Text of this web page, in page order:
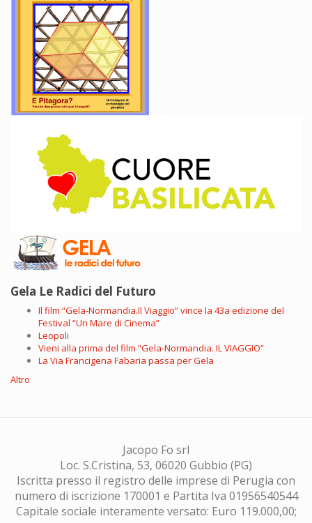
Gela Le Radici del Futuro
Il film “Gela-Normandia.Il Viaggio” vince la 43a edizione del
Festival “Un Mare di Cinema”
Leopoli
Vieni alla prima del film “Gela-Normandia. IL VIAGGIO”
La Via Francigena Fabaria passa per Gela
Altro
Jacopo Fo srl
Loc. S.Cristina, 53, 06020 Gubbio (PG)
Iscritta presso il registro delle imprese di Perugia con
numero di iscrizione 170001 e Partita Iva 01956540544
Capitale sociale interamente versato: Euro 119.000,00;